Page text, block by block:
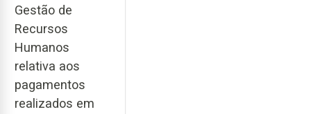
Gestão de
Recursos
Humanos
relativa aos
pagamentos
realizados em